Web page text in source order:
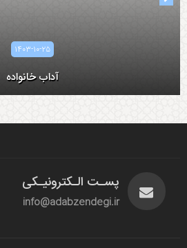
۱۴۰۳-۱۰-۲۵
آداب خانواده
آداب همسرداری
پسـت الـکترونیـکی
info@adabzendegi.ir